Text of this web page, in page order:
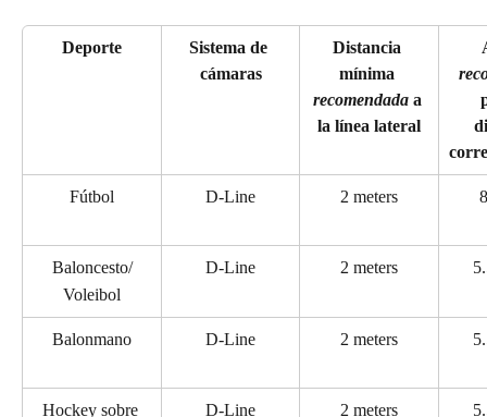
Deporte
Sistema de
cámaras
Distancia
mínima
recomendada a
la línea lateral
Fútbol D-Line 2 meters
Baloncesto/
Voleibol
D-Line 2 meters
Balonmano D-Line 2 meters
Hockey sobre D-Line 2 meters